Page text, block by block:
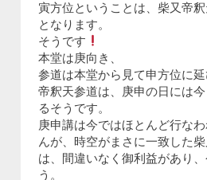
寅方位ということは、柴又帝
となります。
そうです
本堂は庚向き、
参道は本堂から見て申方位に
帝釈天参道は、庚申の日には
るそうです。
庚申講は今ではほとんど行な
んが、時空がまさに一致した
は、間違いなく御利益があり
う。